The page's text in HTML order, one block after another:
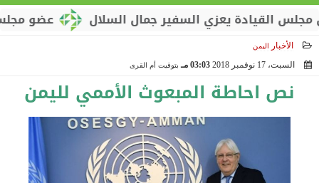
عضو مجلس القيادة
يعزي السفير جمال السلال
الأخبار اليمن
السبت، 17 نوفمبر 2018 03:03 مـ بتوقيت أم القرى
نص احاطة المبعوث الأممي لليمن